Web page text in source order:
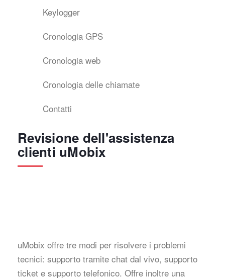
Keylogger
Cronologia GPS
Cronologia web
Cronologia delle chiamate
Contatti
Revisione dell'assistenza
clienti uMobix
uMobix offre tre modi per risolvere i problemi
tecnici: supporto tramite chat dal vivo, supporto
ticket e supporto telefonico. Offre inoltre una